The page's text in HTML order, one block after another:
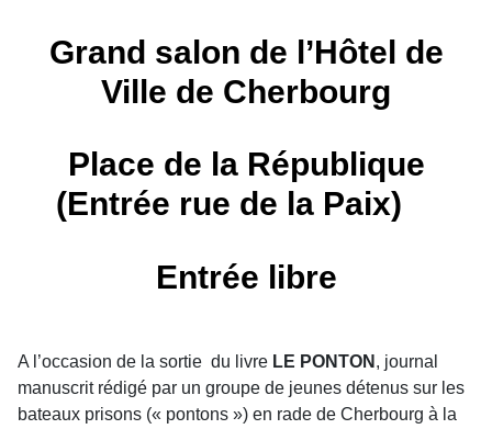
Grand salon de l’Hôtel de
Ville de Cherbourg
Place de la République
(Entrée rue de la Paix)
Entrée libre
A l’occasion de la sortie du livre LE PONTON , journal
manuscrit rédigé par un groupe de jeunes détenus sur les
bateaux prisons (« pontons ») en rade de Cherbourg à la